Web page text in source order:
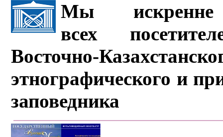
Мы искренне
всех
Восточно-
этнографического и
заповедника